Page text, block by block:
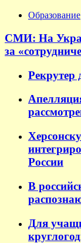
Образование
СМИ: На
за
Рекрутер
России
В
Для